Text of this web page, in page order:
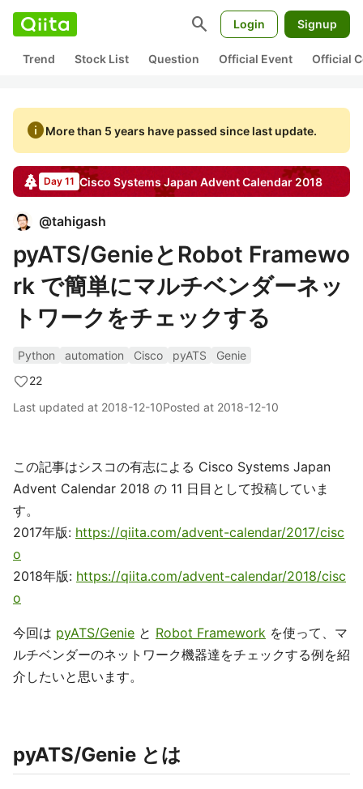
search Login Signup
Trend Stock List Question Official Event Official
infoMore than 5 years have passed since last update.
Day 11 Cisco Systems Japan Advent Calendar2018
@tahigash
pyATS/GenieとRobot Framewo
rk で簡単にマルチベンダーネッ
トワークをチェックする
Python automation Cisco pyATS
Genie
22
Last updated at 2018-12-10Posted at 2018-12-10
この記事はシスコの有志による Cisco Systems Japan
Advent Calendar 2018 の 11 日目として投稿していま
す。
2017年版: https://qiita.com/advent-calendar/2017/cisc
o
2018年版: https://qiita.com/advent-calendar/2018/cisc
o
今回は pyATS/Genie と Robot Framework を使って、マ
ルチベンダーのネットワーク機器達をチェックする例を紹
介したいと思います。
pyATS/Genie とは